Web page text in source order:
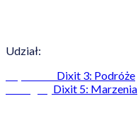
Udział:
Dixit 3: Podróże
Dixit 5: Marzenia